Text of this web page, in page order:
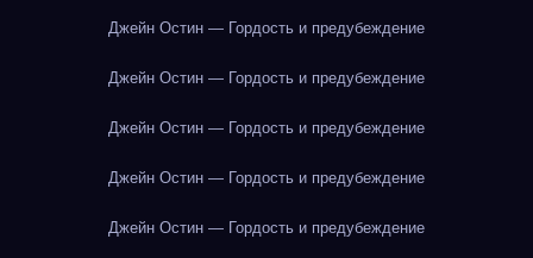
Джейн Остин — Гордость и предубеждение
Джейн Остин — Гордость и предубеждение
Джейн Остин — Гордость и предубеждение
Джейн Остин — Гордость и предубеждение
Джейн Остин — Гордость и предубеждение